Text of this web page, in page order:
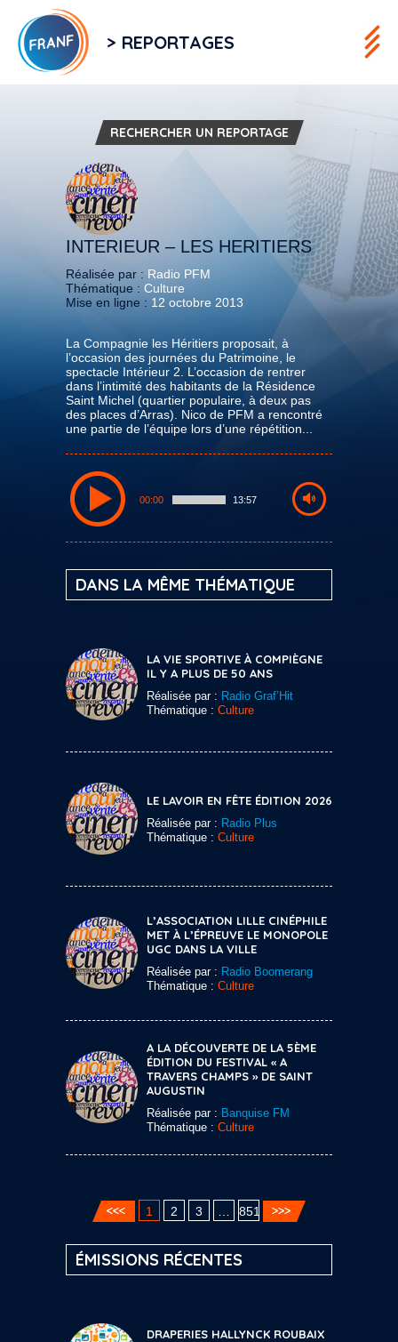
> REPORTAGES
RECHERCHER UN REPORTAGE
INTERIEUR – LES HERITIERS
Réalisée par : Radio PFM
Thématique : Culture
Mise en ligne : 12 octobre 2013
La Compagnie les Héritiers proposait, à
l’occasion des journées du Patrimoine, le
spectacle Intérieur 2. L’occasion de rentrer
dans l’intimité des habitants de la Résidence
Saint Michel (quartier populaire, à deux pas
des places d’Arras). Nico de PFM a rencontré
une partie de l’équipe lors d’une répétition...
00:00 13:57
DANS LA MÊME THÉMATIQUE
LA VIE SPORTIVE À COMPIÈGNE
IL Y A PLUS DE 50 ANS
Réalisée par : Radio Graf’Hit
Thématique : Culture
LE LAVOIR EN FÊTE ÉDITION 2026
Réalisée par : Radio Plus
Thématique : Culture
L’ASSOCIATION LILLE CINÉPHILE
MET À L’ÉPREUVE LE MONOPOLE
UGC DANS LA VILLE
Réalisée par : Radio Boomerang
Thématique : Culture
A LA DÉCOUVERTE DE LA 5ÈME
ÉDITION DU FESTIVAL « A
TRAVERS CHAMPS » DE SAINT
AUGUSTIN
Réalisée par : Banquise FM
Thématique : Culture
1 2 3 851
ÉMISSIONS RÉCENTES
DRAPERIES HALLYNCK ROUBAIX